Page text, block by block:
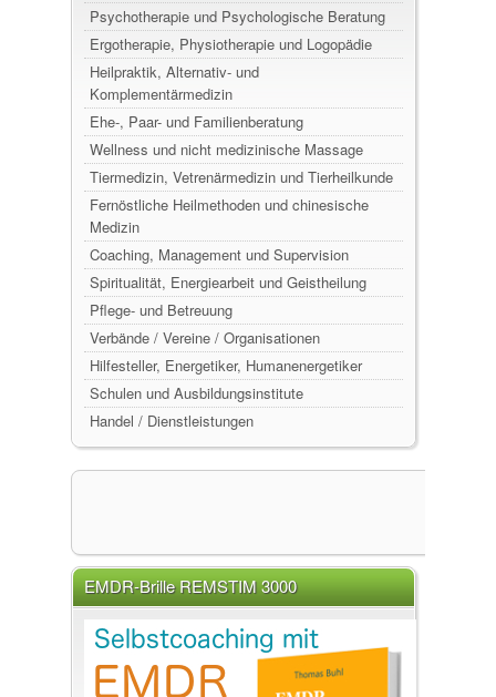
Psychotherapie und Psychologische Beratung
Ergotherapie, Physiotherapie und Logopädie
Heilpraktik, Alternativ- und
Komplementärmedizin
Ehe-, Paar- und Familienberatung
Wellness und nicht medizinische Massage
Tiermedizin, Vetrenärmedizin und Tierheilkunde
Fernöstliche Heilmethoden und chinesische
Medizin
Coaching, Management und Supervision
Spiritualität, Energiearbeit und Geistheilung
Pflege- und Betreuung
Verbände / Vereine / Organisationen
Hilfesteller, Energetiker, Humanenergetiker
Schulen und Ausbildungsinstitute
Handel / Dienstleistungen
EMDR-Brille REMSTIM 3000